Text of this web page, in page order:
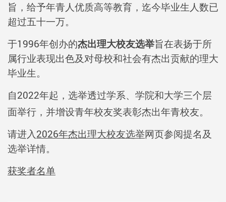
旨，给予年青人优质高等教育，迄今毕业生人数已
超过五十一万。
于1996年创办的杰出理大校友选举旨在表扬于所
属行业表现出色及对母校和社会有杰出贡献的理大
毕业生。
自2022年起，选举透过学系、学院和大学三个层
面举行，并增设青年校友奖表彰杰出年青校友。
请进入2026年杰出理大校友选举网页参阅提名及
选举详情。
获奖者名单